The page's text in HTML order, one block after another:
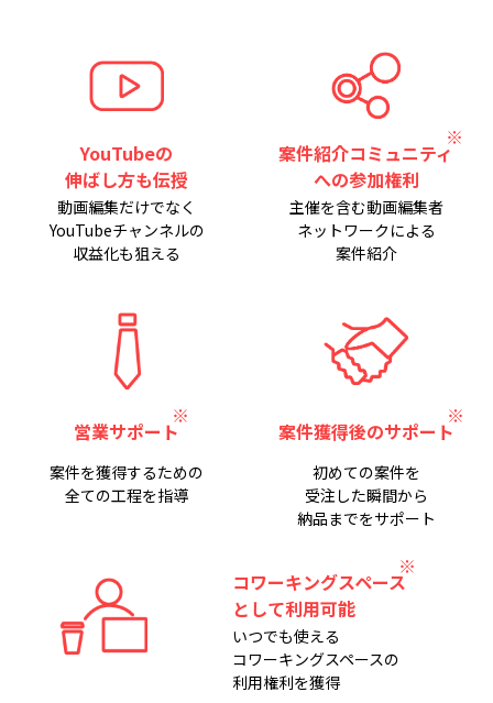
YouTubeの
伸ばし方も伝授
動画編集だけでなく
YouTubeチャンネルの
収益化も狙える
案件紹介コミュニティ
への参加権利
主催を含む動画編集者
ネットワークによる
案件紹介
営業サポート
案件を獲得するための
全ての工程を指導
案件獲得後のサポート
初めての案件を
受注した瞬間から
納品までをサポート
コワーキングスペース
として利用可能
いつでも使える
コワーキングスペースの
利用権利を獲得